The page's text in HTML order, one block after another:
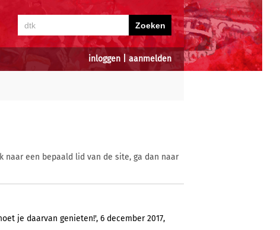
inloggen aanmelden
naar een bepaald lid van de site, ga dan naar
je daarvan genieten!', 6 december 2017,